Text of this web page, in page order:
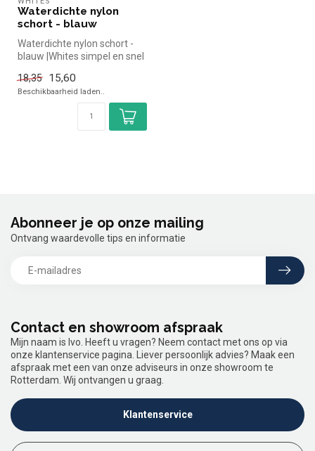
Waterdichte nylon
schort - blauw
Waterdichte nylon schort -
blauw |Whites simpel en snel
18,35
15,60
Beschikbaarheid laden..
Contact en showroom afspraak
Mijn naam is Ivo. Heeft u vragen? Neem contact met ons op via
onze klantenservice pagina. Liever persoonlijk advies? Maak een
afspraak met een van onze adviseurs in onze showroom te
Rotterdam. Wij ontvangen u graag.
Klantenservice
Abonneer je op onze mailing
Ontvang waardevolle tips en informatie